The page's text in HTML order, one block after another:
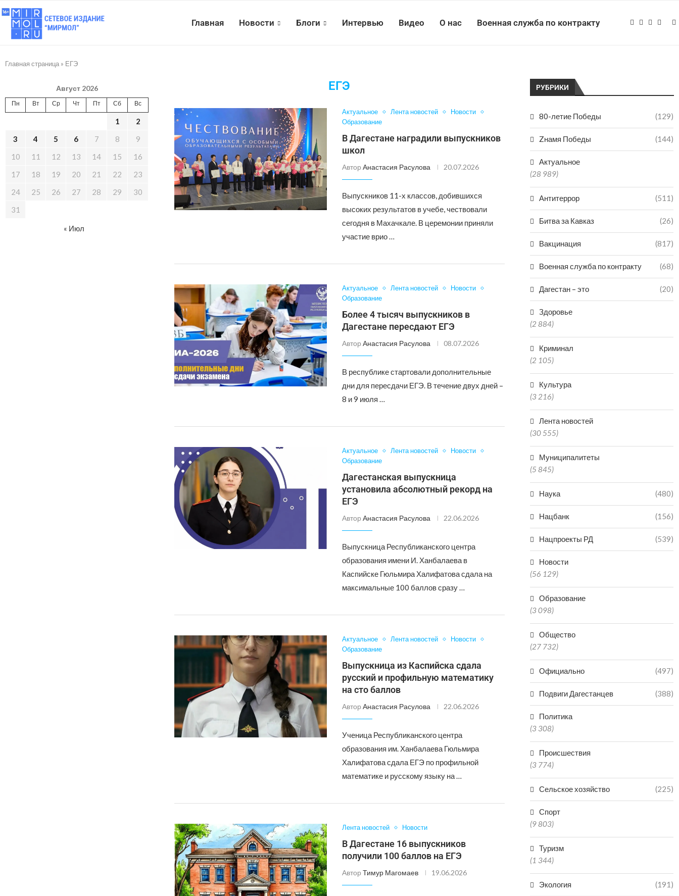
Главная Новости Блоги Интервью Видео О нас Военная служба по контракту
Главная страница » ЕГЭ
ЕГЭ
Актуальное Лента новостей
Новости
Образование
В Дагестане наградили выпускников
школ
АвторАнастасия Расулова 20.07.2026
Выпускников 11-х классов, добившихся
высоких результатов в учебе, чествовали
сегодня в Махачкале. В церемонии приняли
участие врио …
Актуальное Лента новостей
Новости
Образование
Более 4 тысяч выпускников в
Дагестане пересдают ЕГЭ
АвторАнастасия Расулова 08.07.2026
В республике стартовали дополнительные
дни для пересдачи ЕГЭ. В течение двух дней –
8 и 9 июля …
Актуальное Лента новостей
Новости
Образование
Дагестанская выпускница
установила абсолютный рекорд на
ЕГЭ
АвторАнастасия Расулова 22.06.2026
Выпускница Республиканского центра
образования имени И. Ханбалаева в
Каспийске Гюльмира Халифатова сдала на
максимальные 100 баллов сразу …
Актуальное Лента новостей
Новости
Образование
Выпускница из Каспийска сдала
русский и профильную математику
на сто баллов
АвторАнастасия Расулова 22.06.2026
Ученица Республиканского центра
образования им. Ханбалаева Гюльмира
Халифатова сдала ЕГЭ по профильной
математике и русскому языку на …
Лента новостей Новости
В Дагестане 16 выпускников
получили 100 баллов на ЕГЭ
АвторТимур Магомаев 19.06.2026
РУБРИКИ
80-летие Победы (129)
Zнамя Победы (144)
Актуальное
(28 989)
Антитеррор (511)
Битва за Кавказ (26)
Вакцинация (817)
Военная служба по контракту (68)
Дагестан – это (20)
Здоровье
(2 884)
Криминал
(2 105)
Культура
(3 216)
Лента новостей
(30 555)
Муниципалитеты
(5 845)
Наука (480)
Нацбанк (156)
Нацпроекты РД (539)
Новости
(56 129)
Образование
(3 098)
Общество
(27 732)
Официально (497)
Подвиги Дагестанцев (388)
Политика
(3 308)
Происшествия
(3 774)
Сельское хозяйство (225)
Спорт
(9 803)
Туризм
(1 344)
Экология (191)
Август 2026
Пн Вт Ср Чт Пт Сб Вс
1
2
3
4 5 6 7 8
9
10
11 12 13 14 15
16
17
18 19 20 21 22
23
24
25 26 27 28 29
30
31
« Июл